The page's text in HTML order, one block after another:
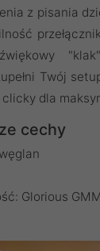
z pisania
Twój
dla
cechy
Glorious